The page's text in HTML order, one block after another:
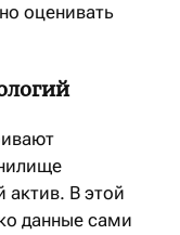
оценивать
актив. В этой
данные сами